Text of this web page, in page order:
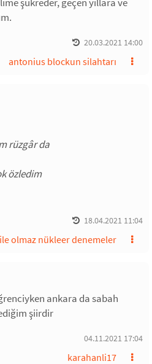
20.03.2021 14:00
antonius blockun silahtarı
rüzgâr da
özledim
18.04.2021 11:04
olmaz nükleer denemeler
ankara da sabah
şiirdir
04.11.2021 17:04
karahanli17